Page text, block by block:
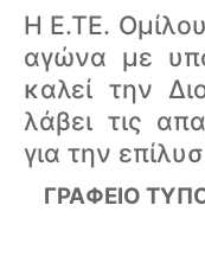
Η Ε.ΤΕ.
αγώνα με
καλεί την
λάβει τις
για την
ΓΡΑΦΕΙΟ